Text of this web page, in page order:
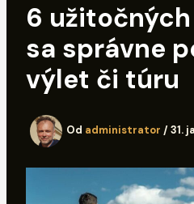
6
sa správne
výlet či túru
Od administrator /31.